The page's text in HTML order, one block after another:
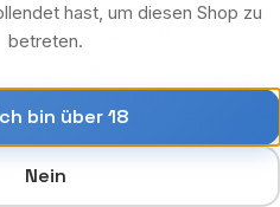
hast, um diesen Shop zu
betreten.
bin über 18
Nein